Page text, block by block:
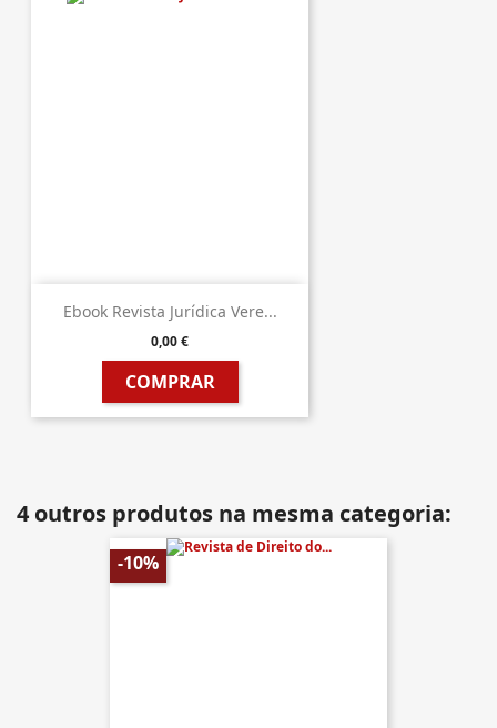
Ebook Revista Jurídica Vere...
0,00 €
COMPRAR
4 outros produtos na mesma categoria:
-10%